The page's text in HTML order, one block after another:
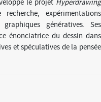
le projet Hyperdrawing
expérimentations
génératives. Ses
énonciatrice du dessin dans
et spéculatives de la pensée